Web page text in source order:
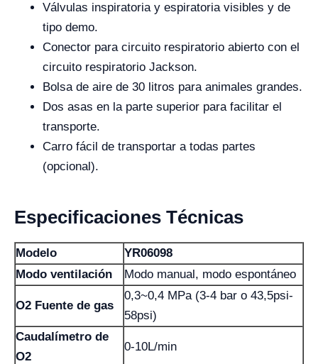
Válvulas inspiratoria y espiratoria visibles y de
tipo demo.
Conector para circuito respiratorio abierto con el
circuito respiratorio Jackson.
Bolsa de aire de 30 litros para animales grandes.
Dos asas en la parte superior para facilitar el
transporte.
Carro fácil de transportar a todas partes
(opcional).
Especificaciones Técnicas
Modelo
YR06098
Modo ventilación
Modo manual, modo espontáneo
O2 Fuente de gas
0,3~0,4 MPa (3-4 bar o 43,5psi-
58psi)
Caudalímetro de
O2
0-10L/min